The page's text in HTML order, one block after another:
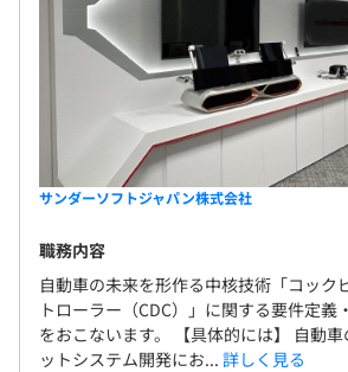
サンダーソフトジャパン株式会社
職務内容
自動車の未来を形作る中核技術「コック
トローラー（CDC）」に関する要件定義
をおこないます。 【具体的には】 自動
ットシステム開発にお... 詳しく見る